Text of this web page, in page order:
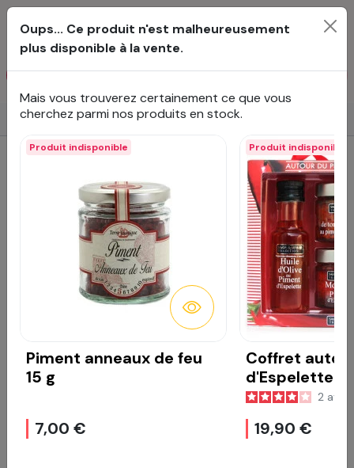
Créer
0
Accueil
Oups... Ce produit n'est malheureusement
plus disponible à la vente.
Mais vous trouverez certainement ce que vous
cherchez parmi nos produits en stock.
Produit indisponible
Piment anneaux de feu
15 g
7,00 €
DÉTAILS
Produit indisponible
Coffret
d'Espelette
2 avis
19,90 €